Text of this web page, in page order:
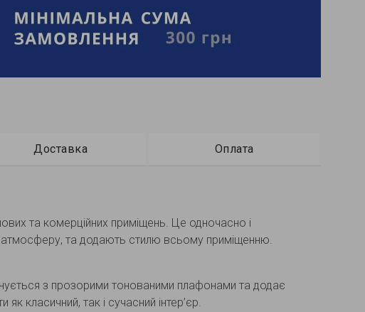
Доставка Оплата
та комерційних приміщень. Це одночасно і
атмосферу, та додають стилю всьому приміщенню.
з прозорими тонованими плафонами та додає
класичний, так і сучасний інтер’єр.